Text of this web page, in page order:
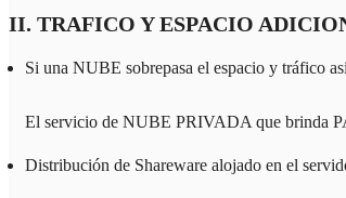
II. TRAFICO Y ESPACIO
Si una NUBE sobrepasa el espacio y tráfico
El servicio de NUBE PRIVADA que brinda
Distribución de Shareware alojado en el